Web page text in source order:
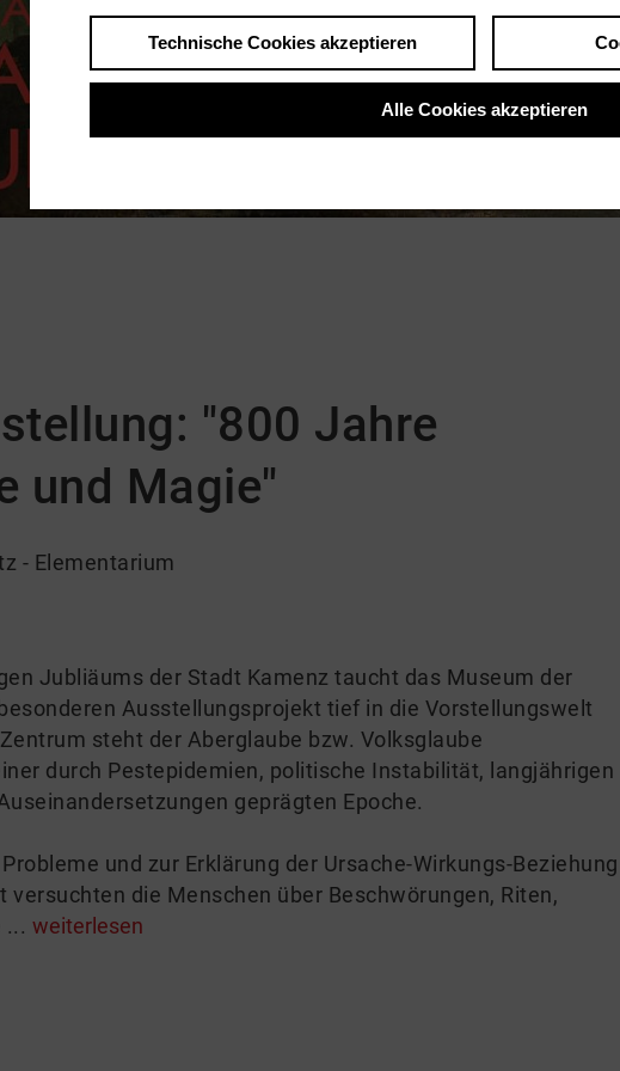
"800 Jahre
und Magie"
- Elementarium
Jubliäums der Stadt Kamenz taucht das Museum der
Ausstellungsprojekt tief in die Vorstellungswelt
steht der Aberglaube bzw. Volksglaube
durch Pestepidemien, politische Instabilität, langjährigen
geprägten Epoche.
und zur Erklärung der Ursache-Wirkungs-Beziehung
versuchten die Menschen über Beschwörungen, Riten,
... weiterlesen
Technische Cookies akzeptieren
Alle Cookies akzeptieren